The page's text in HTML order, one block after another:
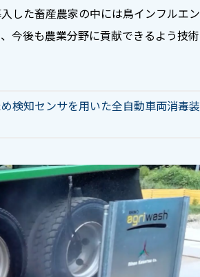
した畜産農家の中には鳥インフルエン
今後も農業分野に貢献できるよう技術
検知センサを用いた全自動車両消毒装